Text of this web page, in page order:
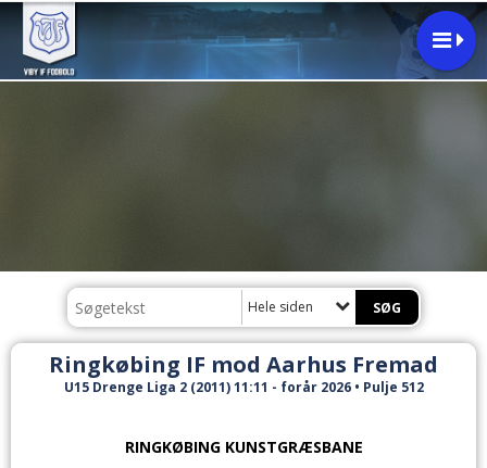
Hele siden
Ringkøbing IF mod Aarhus Fremad
U15 Drenge Liga 2 (2011) 11:11 - forår 2026 • Pulje 512
RINGKØBING KUNSTGRÆSBANE